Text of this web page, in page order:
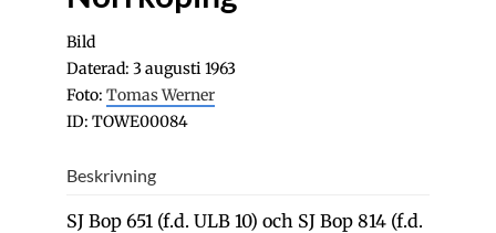
Bild
Daterad: 3 augusti 1963
Foto: Tomas Werner
ID: TOWE00084
Beskrivning
SJ Bop 651 (f.d. ULB 10) och SJ Bop 814 (f.d.